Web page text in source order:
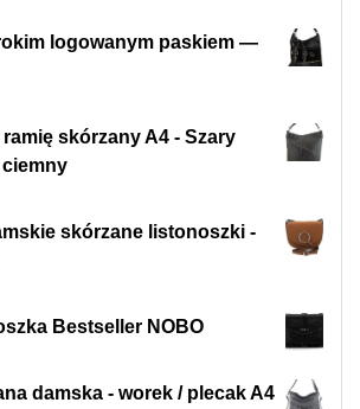
logowanym paskiem —
skórzany A4 - Szary
skórzane listonoszki -
Bestseller NOBO
damska - worek / plecak A4